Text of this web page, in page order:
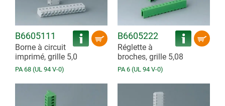
B6605111
Borne à circuit
imprimé, grille 5,0
PA 68 (UL 94 V-0)
B6605222
Réglette à
broches, grille 5,08
PA 6 (UL 94 V-0)